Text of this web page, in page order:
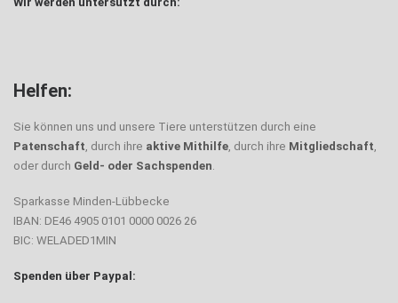
Helfen:
Sie können uns und unsere Tiere unterstützen durch eine
Patenschaft, durch ihre aktive Mithilfe, durch ihre Mitgliedschaft,
oder durch Geld- oder Sachspenden.
Sparkasse Minden-Lübbecke
IBAN: DE46 4905 0101 0000 0026 26
BIC: WELADED1MIN
Spenden über Paypal: